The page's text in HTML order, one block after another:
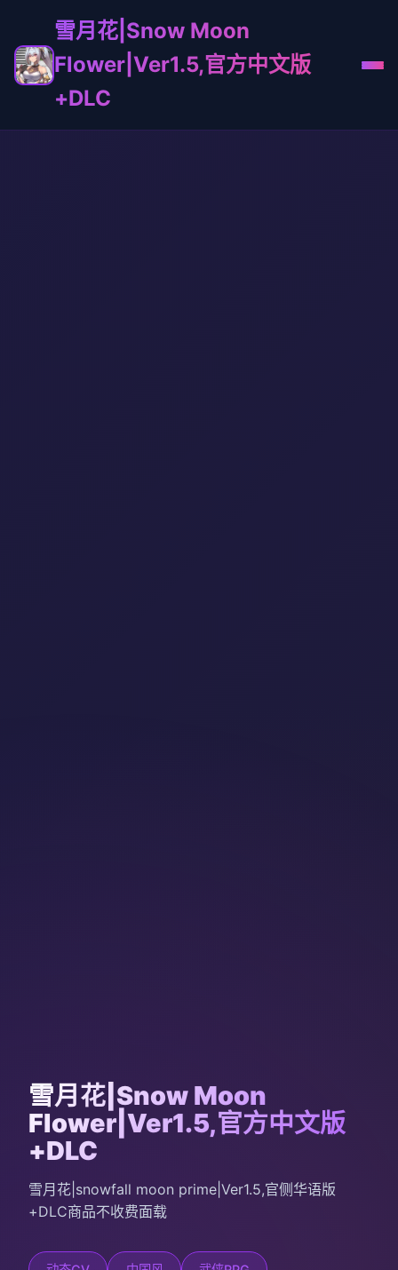
雪月花|Snow Moon
Flower|Ver1.5,官方中文版
+DLC
雪月花|Snow Moon
Flower|Ver1.5,官方中文版
+DLC
雪月花|snowfall moon prime|Ver1.5,官侧华语版
+DLC商品不收费面载